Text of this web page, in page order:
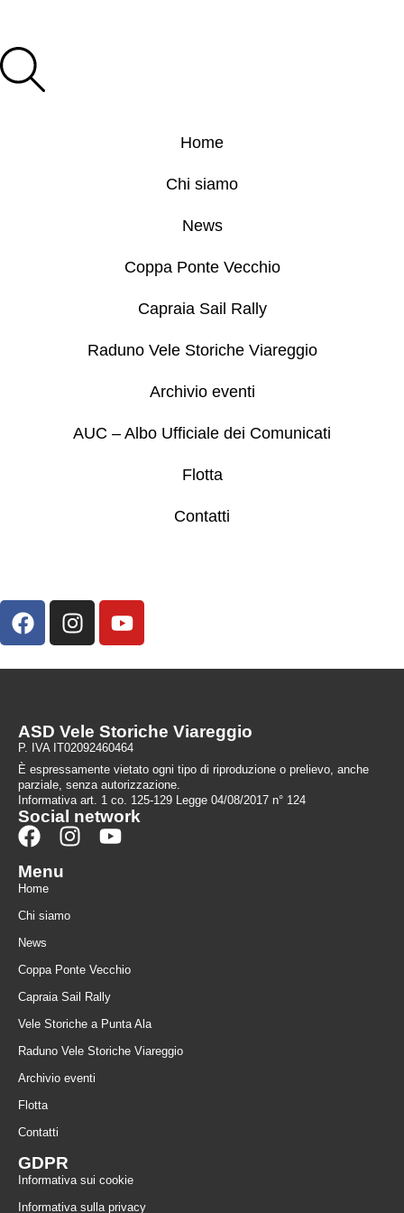
Home
Chi siamo
News
Coppa Ponte Vecchio
Capraia Sail Rally
Raduno Vele Storiche Viareggio
Archivio eventi
AUC – Albo Ufficiale dei Comunicati
Flotta
Contatti
ASD Vele Storiche Viareggio
P. IVA IT02092460464
È espressamente vietato ogni tipo di riproduzione o prelievo, anche
parziale, senza autorizzazione.
Informativa art. 1 co. 125-129 Legge 04/08/2017 n° 124
Social network
Menu
Home
Chi siamo
News
Coppa Ponte Vecchio
Capraia Sail Rally
Vele Storiche a Punta Ala
Raduno Vele Storiche Viareggio
Archivio eventi
Flotta
Contatti
GDPR
Informativa sui cookie
Informativa sulla privacy